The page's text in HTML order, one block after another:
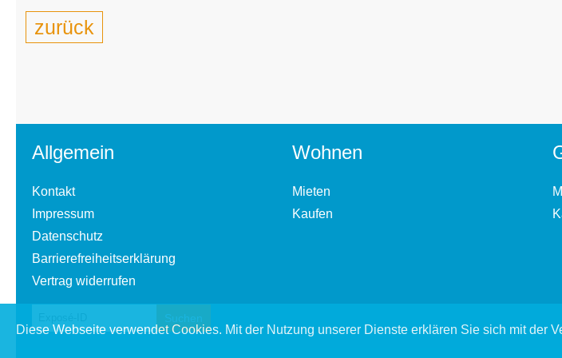
zurück
Allgemein
Kontakt
Impressum
Datenschutz
Barrierefreiheitserklärung
Vertrag widerrufen
Wohnen
Mieten
Kaufen
Diese Webseite verwendet Cookies. Mit der Nutzung unserer Dienste erklären Sie sich mit der